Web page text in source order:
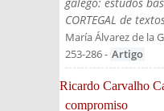
CORTEGAL de
María Álvarez de la
253-286- Artigo
Ricardo Carvalho
compromiso